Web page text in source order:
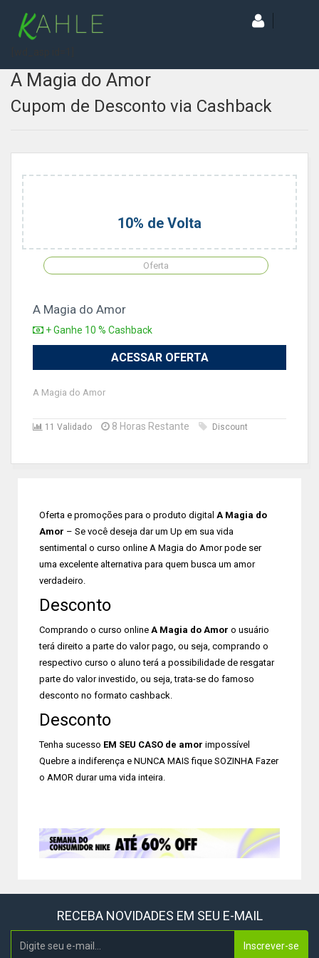
A Magia do Amor
Cupom de Desconto via Cashback
10% de Volta
Oferta
A Magia do Amor
+ Ganhe 10 % Cashback
ACESSAR OFERTA
A Magia do Amor
11 Validado 8 Horas Restante Discount
Oferta e promoções para o produto digital A Magia do
Amor – Se você deseja dar um Up em sua vida
sentimental o curso online A Magia do Amor pode ser
uma excelente alternativa para quem busca um amor
verdadeiro.
Desconto
Comprando o curso online A Magia do Amor o usuário
terá direito a parte do valor pago, ou seja, comprando o
respectivo curso o aluno terá a possibilidade de resgatar
parte do valor investido, ou seja, trata-se do famoso
desconto no formato cashback.
Desconto
Tenha sucesso EM SEU CASO de amor impossível
Quebre a indiferença e NUNCA MAIS fique SOZINHA Fazer
o AMOR durar uma vida inteira.
RECEBA NOVIDADES EM SEU E-MAIL
Inscrever-se